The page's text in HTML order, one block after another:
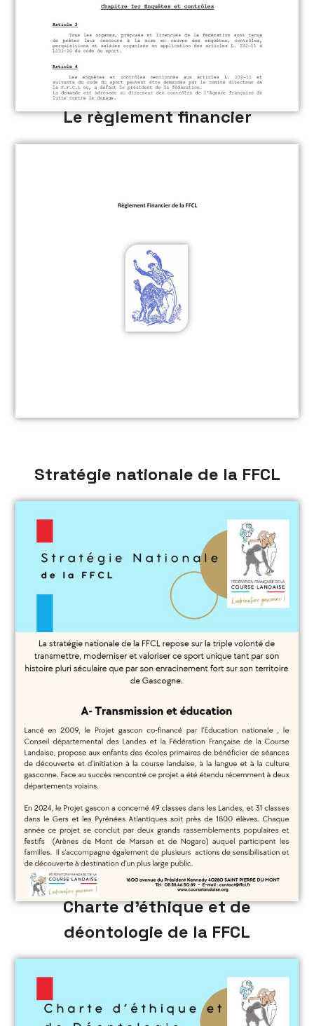
Le règlement financier
Stratégie nationale de la FFCL
Charte d’éthique et de
déontologie de la FFCL